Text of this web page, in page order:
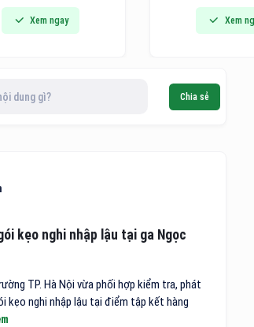
Bình Dương 2026
trong danh sách
Xem ngay
pháp Văn phòng
Thiết bị, Máy và
Xem
dung gì? Chia sẻ
kẹo nghi nhập lậu tại ga Ngọc
TP. Hà Nội vừa phối hợp kiểm tra, phát
kẹo nghi nhập lậu tại điểm tập kết hàng